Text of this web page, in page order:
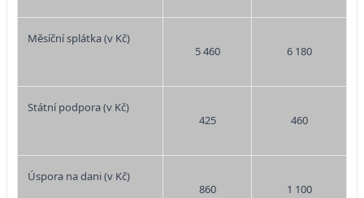
Měsíční splátka (v Kč)
5 460
6 180
Státní podpora (v Kč)
425
460
Úspora na dani (v Kč)
860
1 100